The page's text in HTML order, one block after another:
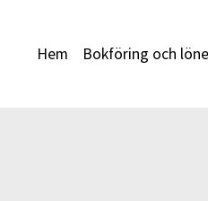
Hem Bokföring och